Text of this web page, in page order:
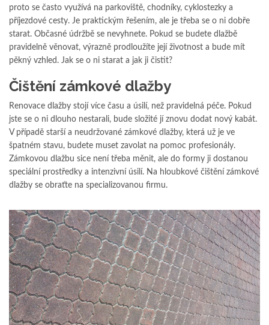
proto se často využívá na parkoviště, chodníky, cyklostezky a
příjezdové cesty. Je praktickým řešením, ale je třeba se o ni dobře
starat. Občasné údržbě se nevyhnete. Pokud se budete dlažbě
pravidelně věnovat, výrazně prodloužíte její životnost a bude mít
pěkný vzhled. Jak se o ni starat a jak ji čistit?
Čištění zámkové dlažby
Renovace dlažby stojí více času a úsilí, než pravidelná péče. Pokud
jste se o ni dlouho nestarali, bude složité jí znovu dodat nový kabát.
V případě starší a neudržované zámkové dlažby, která už je ve
špatném stavu, budete muset zavolat na pomoc profesionály.
Zámkovou dlažbu sice není třeba měnit, ale do formy ji dostanou
speciální prostředky a intenzivní úsilí. Na hloubkové čištění zámkové
dlažby se obraťte na specializovanou firmu.